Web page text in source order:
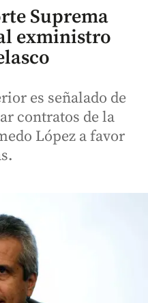
Suprema
exministro
es señalado de
contratos de la
López a favor